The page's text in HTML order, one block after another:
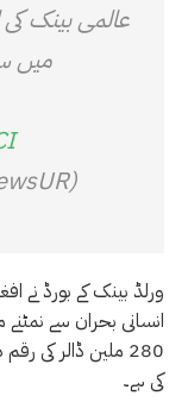
عالمی بینک
میں
ورلڈ بینک کے بورڈ نے
انسانی بحران سے
280 ملین ڈالر کی
کی ہے۔